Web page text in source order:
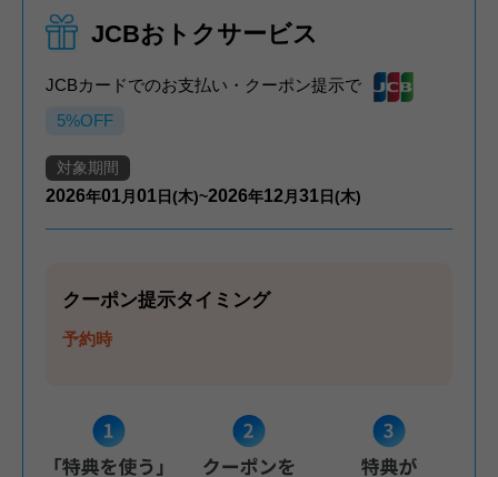
JCBおトクサービス
JCBカードでのお支払い・クーポン提示で
5%OFF
対象期間
2026年01月 01 日(木)~2026年12 月 31 日(木)
クーポン提示タイミング
予約時